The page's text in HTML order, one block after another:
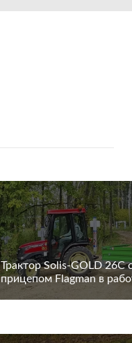
Трактор Solis-GOLD 26C
прицепом Flagman в